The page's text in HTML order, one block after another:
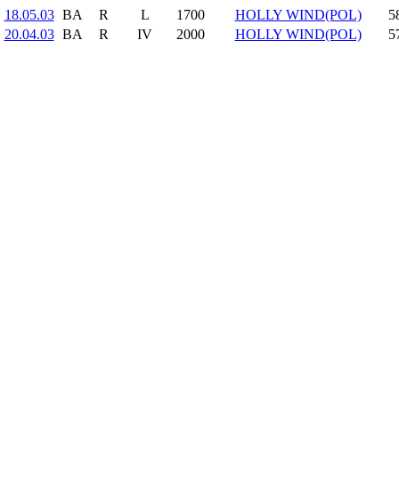
18.05.03 BA R L 1700 HOLLY WIND(POL)
20.04.03 BA R IV 2000 HOLLY WIND(POL)